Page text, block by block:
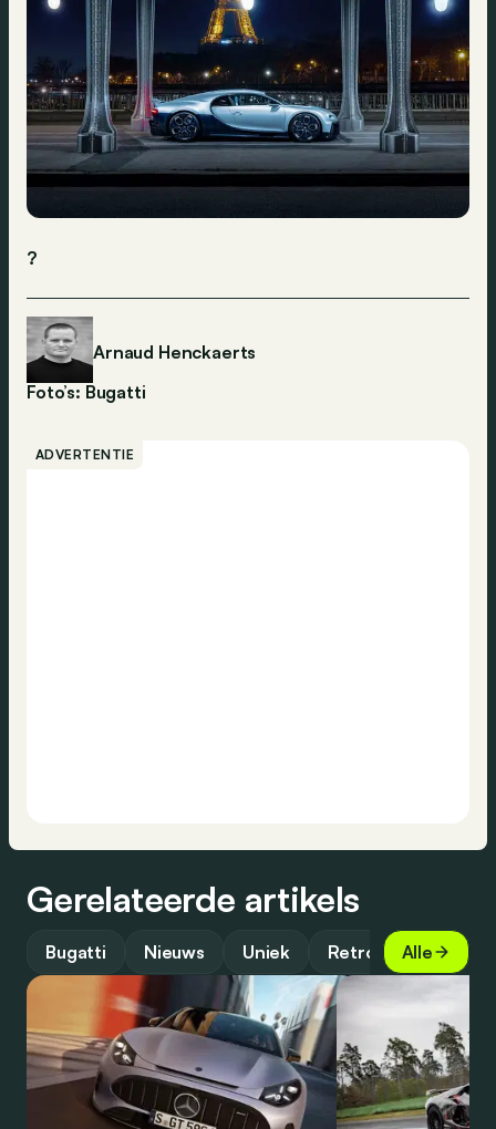
?
Arnaud Henckaerts
Foto’s: Bugatti
ADVERTENTIE
Gerelateerde artikels
Bugatti Nieuws Uniek Retro Alle